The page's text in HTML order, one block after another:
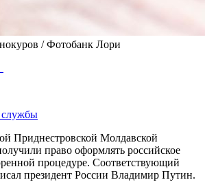
/ Фотобанк Лори
службы
Приднестровской Молдавской
право оформлять российское
процедуре. Соответствующий
президент России Владимир Путин.